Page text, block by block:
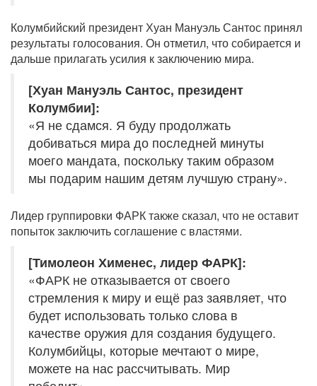
Колумбийский президент Хуан Мануэль Сантос принял
результаты голосования. Он отметил, что собирается и
дальше прилагать усилия к заключению мира.
[Хуан Мануэль Сантос, президент
Колумбии]:
«Я не сдамся. Я буду продолжать
добиваться мира до последней минуты
моего мандата, поскольку таким образом
мы подарим нашим детям лучшую страну».
Лидер группировки ФАРК также сказал, что не оставит
попыток заключить соглашение с властями.
[Тимолеон Хименес, лидер ФАРК]:
«ФАРК не отказывается от своего
стремления к миру и ещё раз заявляет, что
будет использовать только слова в
качестве оружия для создания будущего.
Колумбийцы, которые мечтают о мире,
можете на нас рассчитывать. Мир